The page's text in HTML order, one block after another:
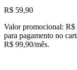
R$ 59,90
Valor promocional: R$
para pagamento no
R$ 99,90/mês.